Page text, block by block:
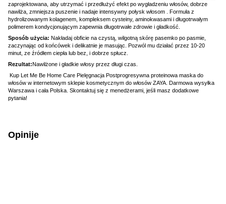
zaprojektowana, aby utrzymać i przedłużyć efekt po wygładzeniu włosów, dobrze
nawilża, zmniejsza puszenie i nadaje intensywny połysk włosom . Formuła z
hydrolizowanym kolagenem, kompleksem cysteiny, aminokwasami i długotrwałym
polimerem kondycjonującym zapewnia długotrwałe zdrowie i gładkość.
Sposób użycia: Nakładaj obficie na czystą, wilgotną skórę pasemko po pasmie,
zaczynając od końcówek i delikatnie je masując. Pozwól mu działać przez 10-20
minut, ze źródłem ciepła lub bez, i dobrze spłucz.
Rezultat:Nawilżone i gładkie włosy przez długi czas.
Kup Let Me Be Home Care Pielęgnacja Postprogresywna proteinowa maska do
włosów w internetowym sklepie kosmetycznym do włosów ZAYA. Darmowa wysyłka
Warszawa i cała Polska. Skontaktuj się z menedżerami, jeśli masz dodatkowe
pytania!
Opinije